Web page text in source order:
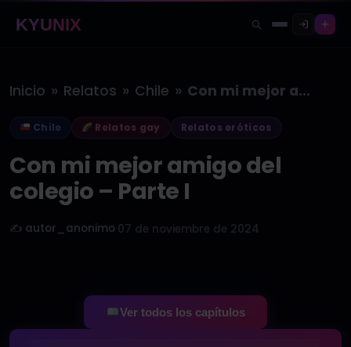
KYUNIX
Inicio » Relatos » Chile » Con mi mejor amigo del colegio…
Chile Relatos gay Relatos eróticos
Con mi mejor amigo del
colegio – Parte I
✍️ autor_anonimo 07 de noviembre de 2024
Ver todos los capítulos